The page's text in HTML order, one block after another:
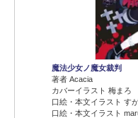
魔法少女ノ魔女裁判
著者 Acacia
カバーイラスト 梅まろ
口絵・本文イラスト す
口絵・本文イラスト